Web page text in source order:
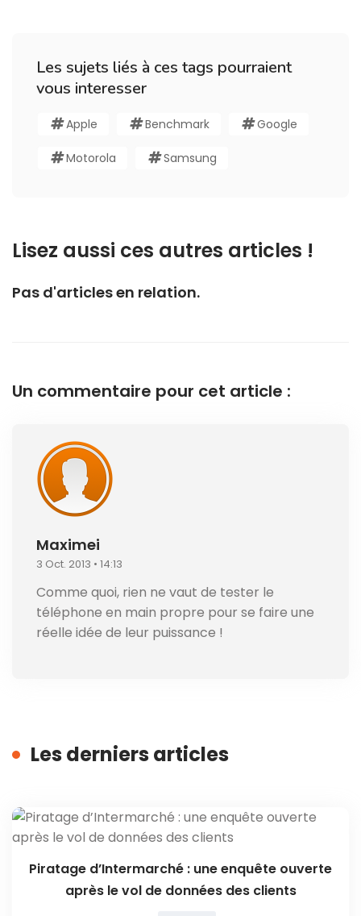
Les sujets liés à ces tags pourraient
vous interesser
Apple Benchmark Google
Motorola Samsung
Lisez aussi ces autres articles !
Pas d'articles en relation.
Un commentaire pour cet article :
Maximei
3 Oct. 2013 • 14:13
Comme quoi, rien ne vaut de tester le
téléphone en main propre pour se faire une
réelle idée de leur puissance !
Les derniers articles
Piratage d’Intermarché : une enquête ouverte
après le vol de données des clients